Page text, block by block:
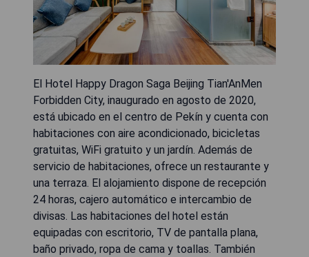
El Hotel Happy Dragon Saga Beijing Tian'AnMen
Forbidden City, inaugurado en agosto de 2020,
está ubicado en el centro de Pekín y cuenta con
habitaciones con aire acondicionado, bicicletas
gratuitas, WiFi gratuito y un jardín. Además de
servicio de habitaciones, ofrece un restaurante y
una terraza. El alojamiento dispone de recepción
24 horas, cajero automático e intercambio de
divisas. Las habitaciones del hotel están
equipadas con escritorio, TV de pantalla plana,
baño privado, ropa de cama y toallas. También